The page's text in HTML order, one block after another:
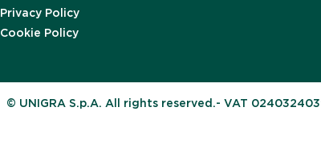
Privacy Policy
Cookie Policy
© UNIGRA S.p.A. All rights reserved.- VAT